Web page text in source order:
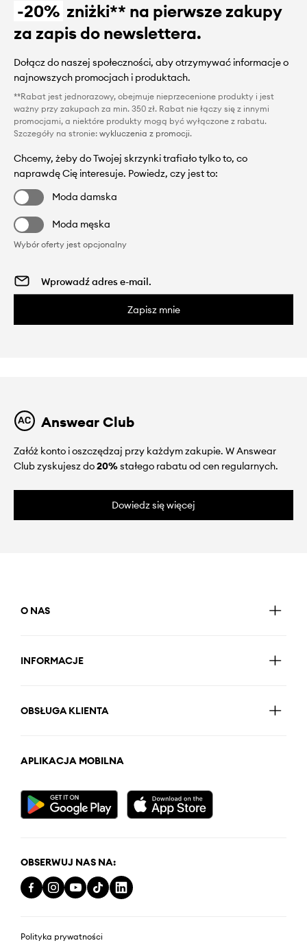
-20% zniżki** na pierwsze zakupy
za zapis do newslettera.
Dołącz do naszej społeczności, aby otrzymywać informacje o
najnowszych promocjach i produktach.
**Rabat jest jednorazowy, obejmuje nieprzecenione produkty i jest
ważny przy zakupach za min. 350 zł. Rabat nie łączy się z innymi
promocjami, a niektóre produkty mogą być wyłączone z rabatu.
Szczegóły na stronie: wykluczenia z promocji.
Chcemy, żeby do Twojej skrzynki trafiało tylko to, co
naprawdę Cię interesuje. Powiedz, czy jest to:
Moda damska
Moda męska
Wybór oferty jest opcjonalny
Zapisz mnie
Answear Club
Załóż konto i oszczędzaj przy każdym zakupie. W Answear
Club zyskujesz do20%stałego rabatu od cen regularnych.
Dowiedz się więcej
O NAS
INFORMACJE
OBSŁUGA KLIENTA
APLIKACJA MOBILNA
OBSERWUJ NAS NA:
Polityka prywatności